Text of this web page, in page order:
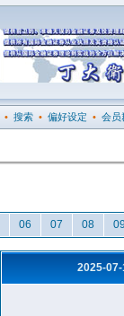
• 搜索 • 偏好设定 • 会员
06 07 08
2025-